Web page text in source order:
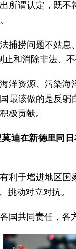
所谓认定，既
捕捞问题不姑
和消除非法、
洋资源、污染
最该做的是反
极贡献。
迪在新德里同
利于增进地区
挑动对立对抗。
国共同责任，